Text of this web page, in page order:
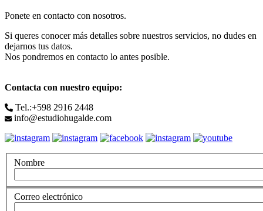
Ponete en contacto con nosotros.
Si queres conocer más detalles sobre nuestros servicios, no dudes en
dejarnos tus datos.
Nos pondremos en contacto lo antes posible.
Contacta con nuestro equipo:
Tel.:+598 2916 2448
info@estudiohugalde.com
Nombre
Correo electrónico